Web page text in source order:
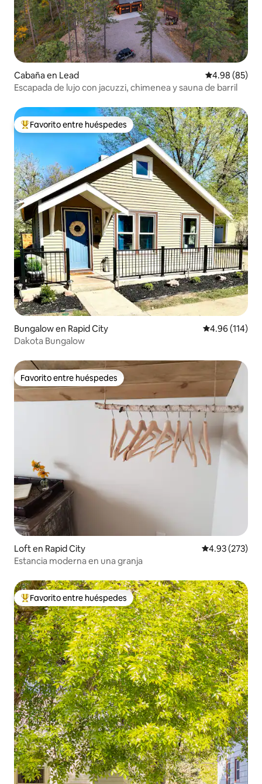
Cabaña en Lead Calificación
4.98 (85)
Escapada de lujo con jacuzzi, chimenea y sauna de barril
Favorito entre huéspedes preferido
Favorito entre huéspedes
Bungalow en Rapid City Calificación
4.96 (114)
Dakota Bungalow
Favorito entre huéspedes
Favorito entre huéspedes
Loft en Rapid City Calificación
4.93 (273)
Estancia moderna en una granja
Favorito entre huéspedes preferido
Favorito entre huéspedes